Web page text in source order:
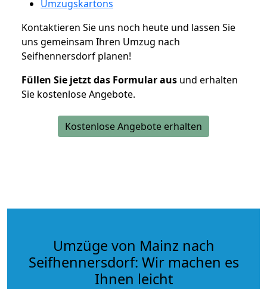
Umzugskartons
Kontaktieren Sie uns noch heute und lassen Sie
uns gemeinsam Ihren Umzug nach
Seifhennersdorf planen!
Füllen Sie jetzt das Formular aus und erhalten
Sie kostenlose Angebote.
Kostenlose Angebote erhalten
Umzüge von Mainz nach
Seifhennersdorf: Wir machen es
Ihnen leicht